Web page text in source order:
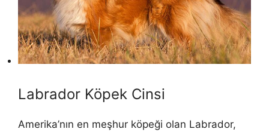
Labrador Köpek Cinsi
Amerika’nın en meşhur köpeği olan Labrador,